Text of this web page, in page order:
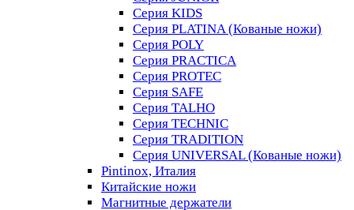
Серия KIDS
Серия PLATINA (Кованые ножи)
Серия POLY
Серия PRACTICA
Серия PROTEC
Серия SAFE
Серия TALHO
Серия TECHNIC
Серия TRADITION
Серия UNIVERSAL (Кованые ножи)
Pintinox, Италия
Китайские ножи
Магнитные держатели